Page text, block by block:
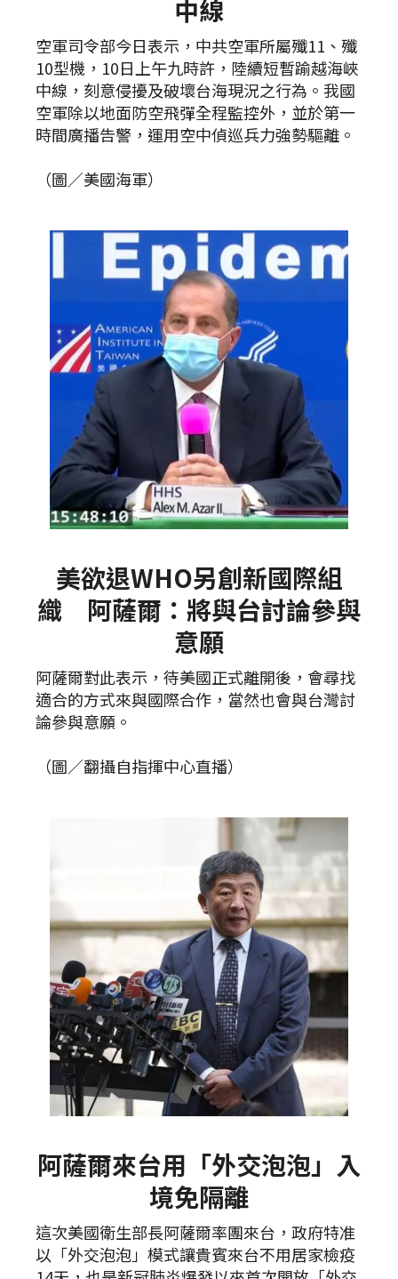
中線
空軍司令部今日表示，中共空軍所屬殲11、殲
10型機，10日上午九時許，陸續短暫踰越海峽
中線，刻意侵擾及破壞台海現況之行為。我國
空軍除以地面防空飛彈全程監控外，並於第一
時間廣播告警，運用空中偵巡兵力強勢驅離。
（圖／美國海軍）
美欲退WHO另創新國際組
織 阿薩爾：將與台討論參與
意願
阿薩爾對此表示，待美國正式離開後，會尋找
適合的方式來與國際合作，當然也會與台灣討
論參與意願。
（圖／翻攝自指揮中心直播）
阿薩爾來台用「外交泡泡」入
境免隔離
這次美國衛生部長阿薩爾率團來台，政府特准
以「外交泡泡」模式讓貴賓來台不用居家檢疫